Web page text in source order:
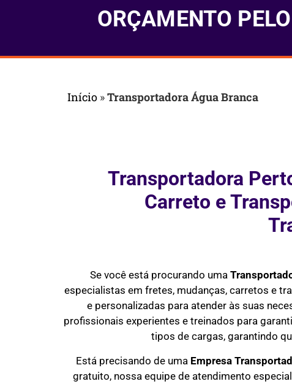
ORÇAMENTO
Início »Transportadora Água Branca
Transportadora
Carreto e
Se você está procurando uma
especialistas em fretes, mudanças, carretos e
e personalizadas para atender às suas
profissionais experientes e treinados para
tipos de cargas, garantindo
Está precisando de uma Empresa
gratuito, nossa equipe de atendimento